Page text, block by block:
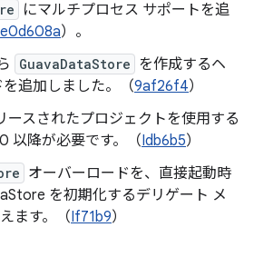
にマルチプロセス サポートを追
e0d608a）。
GuavaDataStore を作成するヘ
追加しました。（9af26f4）
ースされたプロジェクトを使用する
以降が必要です。（Idb6b5）
オーバーロードを、直接起動時
を初期化するデリゲート メ
ます。（If71b9）